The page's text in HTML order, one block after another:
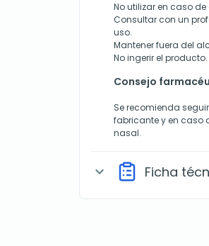
No utilizar en caso
Consultar con un
uso.
Mantener fuera del
No ingerir el producto.
Consejo
Se recomienda
fabricante y en caso
nasal.
expand_more Ficha